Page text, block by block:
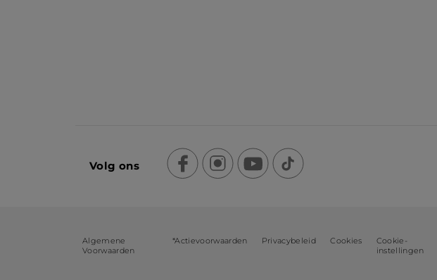
Volg ons
Algemene
Voorwaarden
*Actievoorwaarden Privacybeleid Cookies
Cookie-
instellingen